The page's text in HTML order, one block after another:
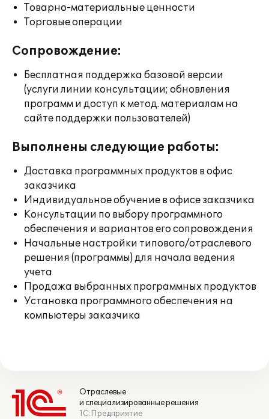
Товарно-материальные ценности
Торговые операции
Сопровождение:
Бесплатная поддержка базовой версии
(услуги линии консультации; обновления
программ и доступ к метод. материалам на
сайте поддержки пользователей)
Выполнены следующие работы:
Доставка программных продуктов в офис
заказчика
Индивидуальное обучение в офисе заказчика
Консультации по выбору программного
обеспечения и вариантов его сопровождения
Начальные настройки типового/отраслевого
решения (программы) для начала ведения
учета
Продажа выбранных программных продуктов
Установка программного обеспечения на
компьютеры заказчика
Отраслевые
и специализированные решения
1С:Предприятие